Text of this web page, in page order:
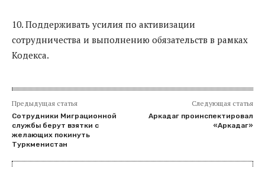
10. Поддерживать усилия по активизации
сотрудничества и выполнению обязательств в рамках
Кодекса.
Предыдущая статья
Сотрудники Миграционной
службы берут взятки с
желающих покинуть
Туркменистан
Следующая статья
Аркадаг проинспектировал
«Аркадаг»